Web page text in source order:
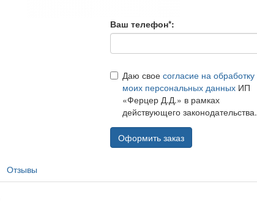
Ваш телефон*:
Даю свое согласие на обработку
моих персональных данныхИП
«Ферцер Д.Д.» в рамках
действующего законодательства.
Оформить заказ
Отзывы